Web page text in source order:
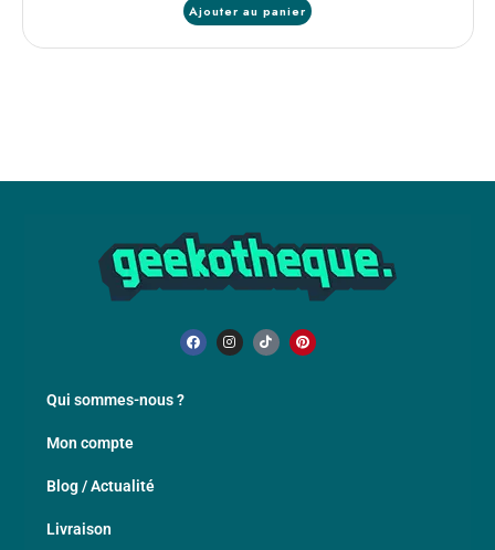
Ajouter au panier
Qui sommes-nous ?
Mon compte
Blog / Actualité
Livraison